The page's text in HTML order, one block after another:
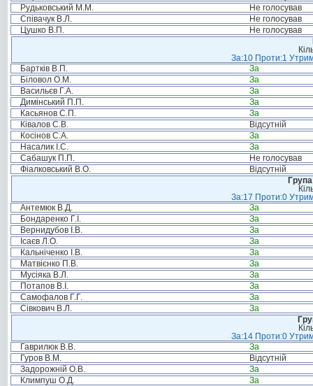
Рудьковський М.М.
Не голосував
Співачук В.Л.
Не голосував
Цушко В.П.
Не голосував
За:10 Проти:1
Бартків В.П.
За
Біловол О.М.
За
Васильєв Г.А.
За
Димінський П.П.
За
Касьянов С.П.
За
Ківалов С.В.
Відсутній
Косінов С.А.
За
Насалик І.С.
За
Сабашук П.П.
Не голосував
Фіалковський В.О.
Відсутній
За:17 Проти:0
Антемюк В.Д.
За
Бондаренко Г.І.
За
Вернидубов І.В.
За
Ісаєв Л.О.
За
Кальніченко І.В.
За
Матвієнко П.В.
За
Мусіяка В.Л.
За
Потапов В.І.
За
Самофалов Г.Г.
За
Сівкович В.Л.
За
За:14 Проти:0
Гаврилюк В.В.
За
Гуров В.М.
Відсутній
Задорожній О.В.
За
Климпуш О.Д.
За